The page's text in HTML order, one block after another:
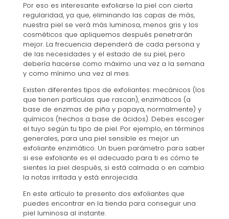
Por eso es interesante exfoliarse la piel con cierta
regularidad, ya que, eliminando las capas de más,
nuestra piel se verá más luminosa, menos gris y los
cosméticos que apliquemos después penetrarán
mejor. La frecuencia dependerá de cada persona y
de las necesidades y el estado de su piel, pero
debería hacerse como máximo una vez a la semana
y como mínimo una vez al mes.
Existen diferentes tipos de exfoliantes: mecánicos (los
que tienen partículas que rascan), enzimáticos (a
base de enzimas de piña y papaya, normalmente) y
químicos (hechos a base de ácidos). Debes escoger
el tuyo según tu tipo de piel. Por ejemplo, en términos
generales, para una piel sensible es mejor un
exfoliante enzimático. Un buen parámetro para saber
si ese exfoliante es el adecuado para ti es cómo te
sientes la piel después, si está calmada o en cambio
la notas irritada y está enrojecida.
En este artículo te presento dos exfoliantes que
puedes encontrar en la tienda para conseguir una
piel luminosa al instante.